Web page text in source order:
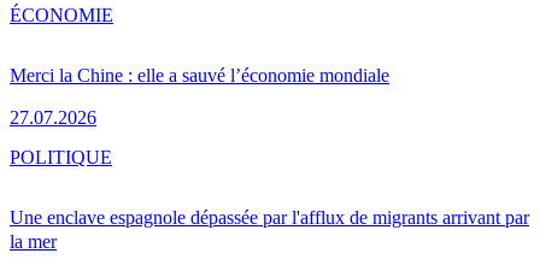
Merci la Chine : elle a sauvé l’économie mondiale
27.07.2026
ÉCONOMIE
Une enclave espagnole dépassée par l'afflux de migrants arrivant par
la mer
POLITIQUE